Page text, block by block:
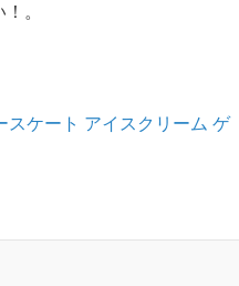
。
スケート アイスクリーム ゲ